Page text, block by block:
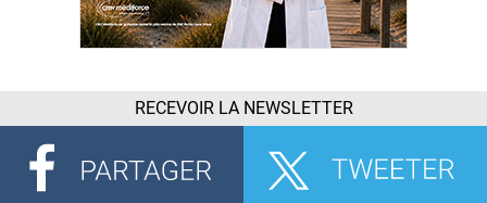
RECEVOIR LA NEWSLETTER